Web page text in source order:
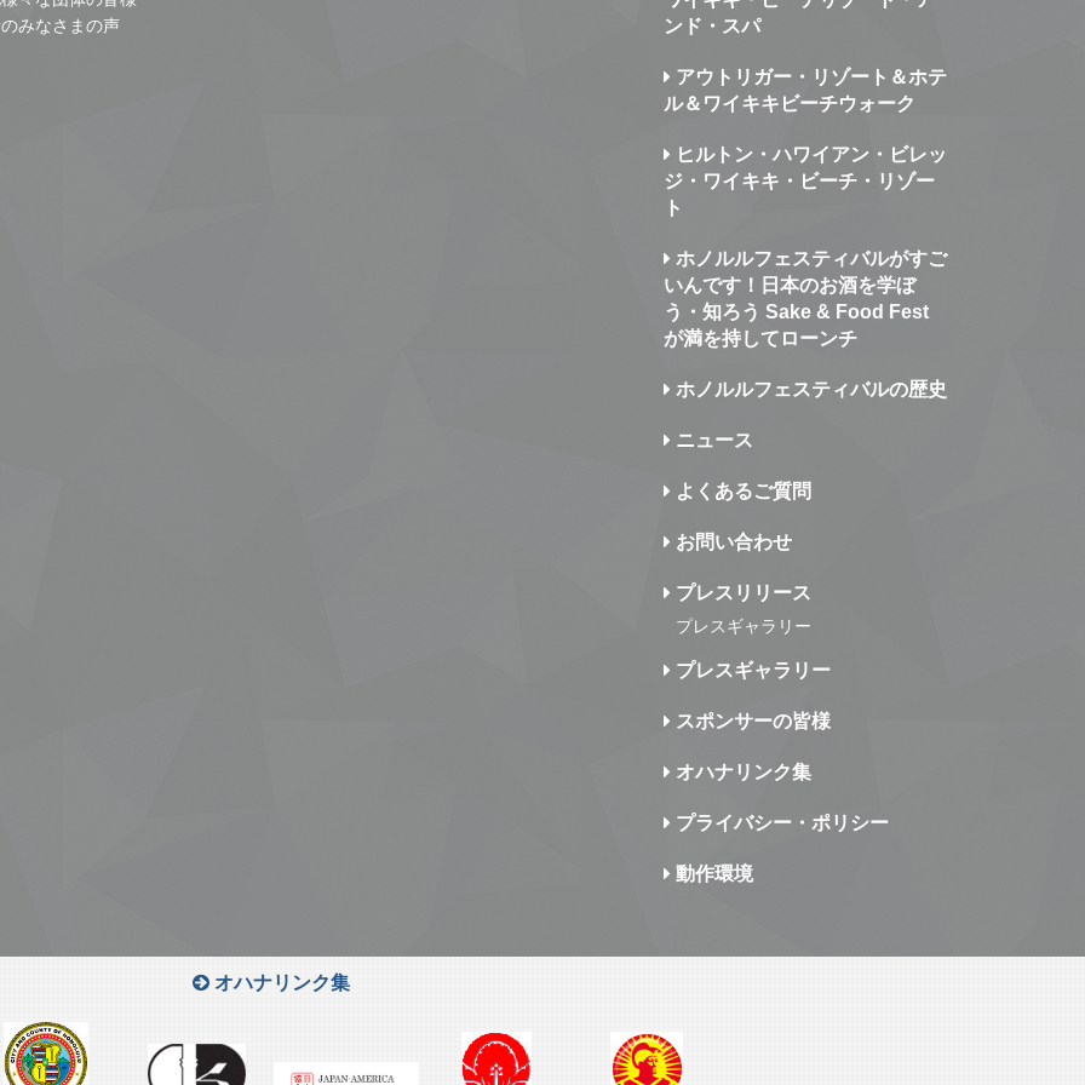
みなさまの声
ンド・スパ
アウトリガー・リゾート＆ホテ
ル＆ワイキキビーチウォーク
ヒルトン・ハワイアン・ビレッ
ジ・ワイキキ・ビーチ・リゾー
ト
ホノルルフェスティバルがすご
いんです！日本のお酒を学ぼ
う・知ろう Sake & Food Fest
が満を持してローンチ
ホノルルフェスティバルの歴史
ニュース
よくあるご質問
お問い合わせ
プレスリリース
プレスギャラリー
プレスギャラリー
スポンサーの皆様
オハナリンク集
プライバシー・ポリシー
動作環境
オハナリンク集